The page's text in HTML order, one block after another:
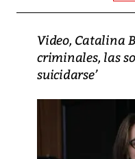
Video, Catalina
criminales, las
suicidarse’